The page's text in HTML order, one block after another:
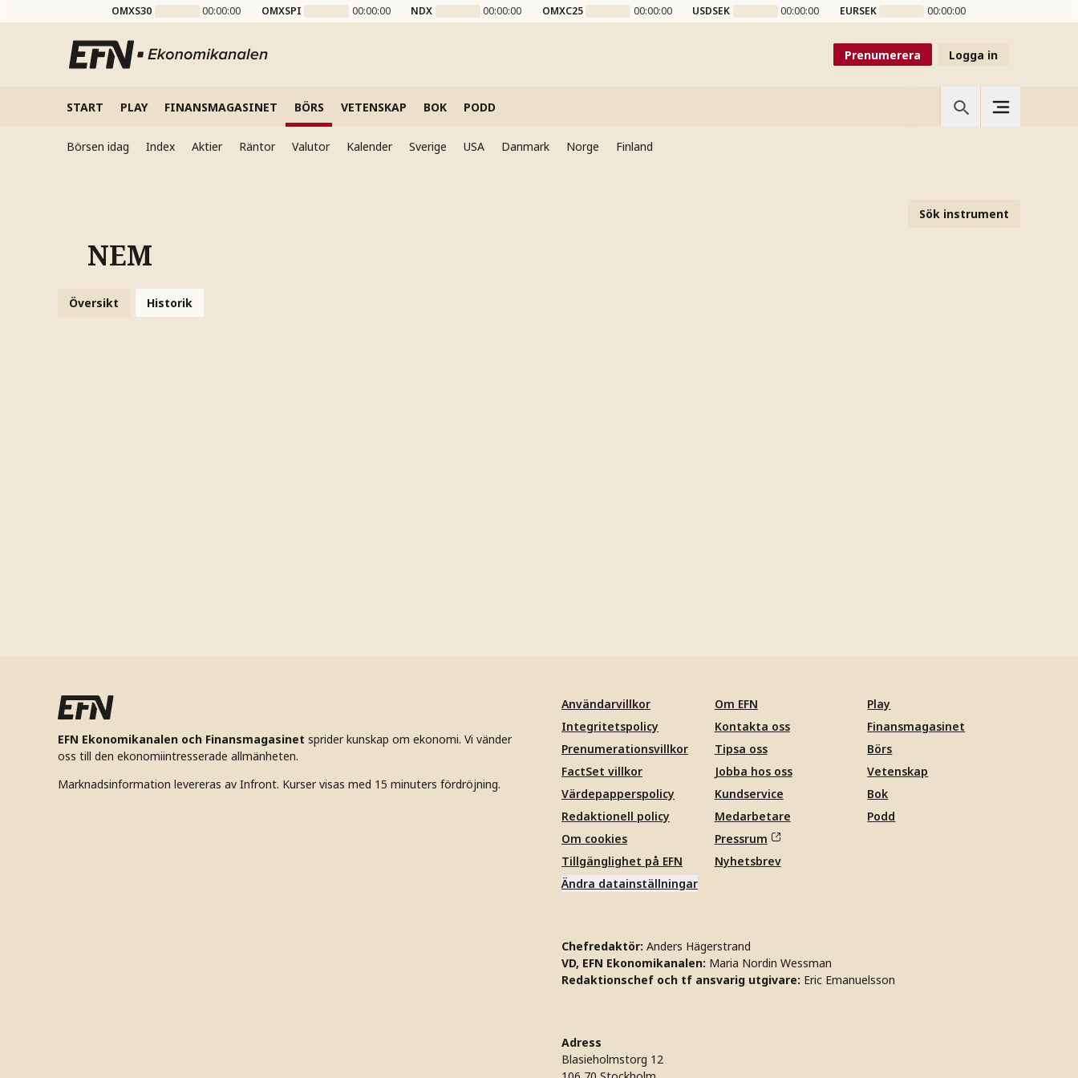
OMXS30 00:00:00 OMXSPI 00:00:00 NDX 00:00:00 OMXC25 00:00:00 USDSEK 00:00:00 EURSEK 00:00:00
Prenumerera Logga in
START PLAY FINANSMAGASINET BÖRS VETENSKAP BOK PODD
Börsen idag Index Aktier Räntor Valutor Kalender Sverige USA Danmark Norge Finland
Sök instrument
NEM
Översikt Historik
EFN Ekonomikanalen och Finansmagasinet sprider kunskap om ekonomi. Vi vänder
oss till den ekonomiintresserade allmänheten.
Marknadsinformation levereras av Infront. Kurser visas med 15 minuters fördröjning.
Användarvillkor
Integritetspolicy
Prenumerationsvillkor
FactSet villkor
Värdepapperspolicy
Redaktionell policy
Om cookies
Tillgänglighet på EFN
Ändra datainställningar
Om EFN
Kontakta oss
Tipsa oss
Jobba hos oss
Kundservice
Medarbetare
Pressrum
Nyhetsbrev
Play
Finansmagasinet
Börs
Vetenskap
Bok
Podd
Chefredaktör: Anders Hägerstrand
VD, EFN Ekonomikanalen: Maria Nordin Wessman
Redaktionschef och tf ansvarig utgivare: Eric Emanuelsson
Adress
Blasieholmstorg 12